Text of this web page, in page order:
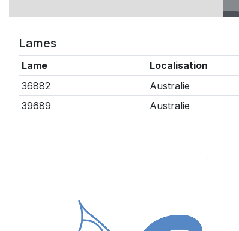
Lames
Lame Localisation
36882
Australie
39689
Australie